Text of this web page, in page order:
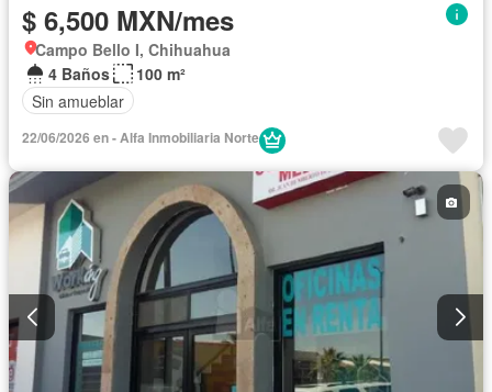
$ 6,500 MXN/mes
Campo Bello I, Chihuahua
4 Baños
100 m²
Sin amueblar
22/06/2026 en - Alfa Inmobiliaria Norte